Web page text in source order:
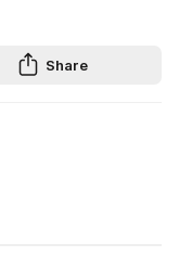
Share